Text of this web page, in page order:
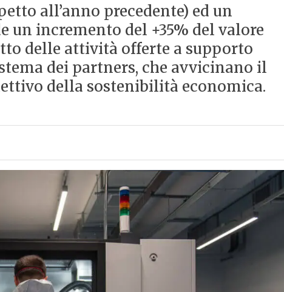
all’anno precedente) ed un
un incremento del +35% del valore
delle attività offerte a supporto
dei partners, che avvicinano il
della sostenibilità economica.